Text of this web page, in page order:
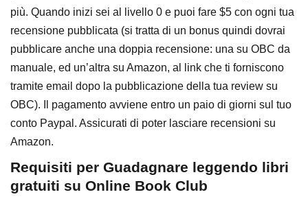
più. Quando inizi sei al livello 0 e puoi fare $5 con ogni tua
recensione pubblicata (si tratta di un bonus quindi dovrai
pubblicare anche una doppia recensione: una su OBC da
manuale, ed un’altra su Amazon, al link che ti forniscono
tramite email dopo la pubblicazione della tua review su
OBC). Il pagamento avviene entro un paio di giorni sul tuo
conto Paypal. Assicurati di poter lasciare recensioni su
Amazon.
Requisiti per Guadagnare leggendo libri
gratuiti su Online Book Club